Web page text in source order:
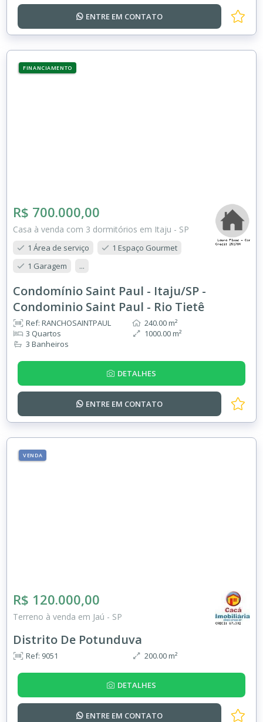
ENTRE EM CONTATO
FINANCIAMENTO
R$ 700.000,00
Casa à venda com 3 dormitórios em Itaju - SP
1 Área de serviço
1 Espaço Gourmet
1 Garagem
...
Condomínio Saint Paul - Itaju/SP -
Condominio Saint Paul - Rio Tietê
Ref: RANCHOSAINTPAUL
3 Quartos
3 Banheiros
240.00 m²
1000.00 m²
DETALHES
ENTRE EM CONTATO
VENDA
R$ 120.000,00
Terreno à venda em Jaú - SP
Distrito De Potunduva
Ref: 9051 200.00 m²
DETALHES
ENTRE EM CONTATO